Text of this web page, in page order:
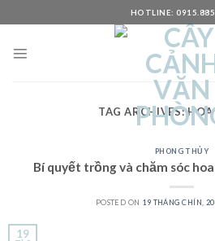
to
HOTLINE:
TAG ARCHIVES:
PHONG THỦY
Bí quyết trồng và chăm sóc
POSTED ON 19 THÁNG CHÍN,
19